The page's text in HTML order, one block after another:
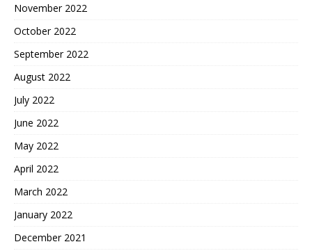
November 2022
October 2022
September 2022
August 2022
July 2022
June 2022
May 2022
April 2022
March 2022
January 2022
December 2021